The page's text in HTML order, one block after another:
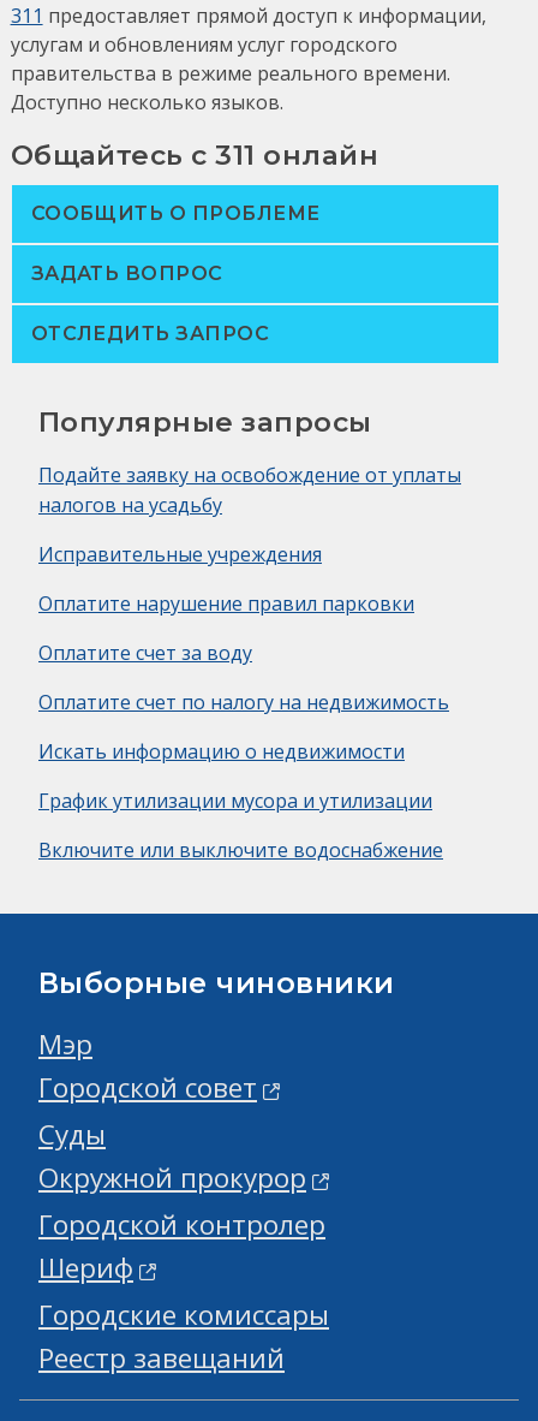
311 предоставляет прямой доступ к информации,
услугам и обновлениям услуг городского
правительства в режиме реального времени.
Доступно несколько языков.
Общайтесь с 311 онлайн
СООБЩИТЬ О ПРОБЛЕМЕ
ЗАДАТЬ ВОПРОС
ОТСЛЕДИТЬ ЗАПРОС
Популярные запросы
Подайте заявку на освобождение от уплаты
налогов на усадьбу
Исправительные учреждения
Оплатите нарушение правил парковки
Оплатите счет за воду
Оплатите счет по налогу на недвижимость
Искать информацию о недвижимости
График утилизации мусора и утилизации
Включите или выключите водоснабжение
Выборные чиновники
Мэр
Городской совет
Суды
Окружной прокурор
Городской контролер
Шериф
Городские комиссары
Реестр завещаний